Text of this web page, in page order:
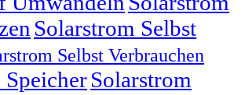
Solarstrom Selbst
Selbst Verbrauchen
Solarstrom